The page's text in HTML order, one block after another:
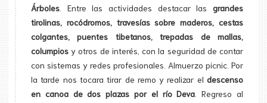
Árboles . Entre las actividades destacar las grandes
tirolinas, rocódromos, travesías sobre maderos, cestas
colgantes, puentes tibetanos, trepadas de mallas,
columpios y otros de interés, con la seguridad de contar
con sistemas y redes profesionales. Almuerzo picnic. Por
la tarde nos tocara tirar de remo y realizar el descenso
en canoa de dos plazas por el río Deva . Regreso al